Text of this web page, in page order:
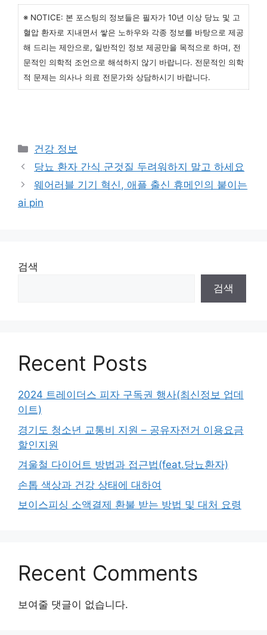
※ NOTICE: 본 포스팅의 정보들은 필자가 10년 이상 당뇨 및 고
혈압 환자로 지내면서 쌓은 노하우와 각종 정보를 바탕으로 제공
해 드리는 제안으로, 일반적인 정보 제공만을 목적으로 하며, 전
문적인 의학적 조언으로 해석하지 않기 바랍니다. 전문적인 의학
적 문제는 의사나 의료 전문가와 상담하시기 바랍니다.
카
테
리
건강 정보
당뇨 환자 간식 군것질 두려워하지 말고 하세요
웨어러블 기기 혁신, 애플 출신 휴메인의 붙이는
ai pin
검색
검색
Recent Posts
2024 트레이더스 피자 구독권 행사(최신정보 업데
이트)
경기도 청소년 교통비 지원 – 공유자전거 이용요금
할인지원
겨울철 다이어트 방법과 접근법(feat.당뇨환자)
손톱 색상과 건강 상태에 대하여
보이스피싱 소액결제 환불 받는 방법 및 대처 요령
Recent Comments
보여줄 댓글이 없습니다.